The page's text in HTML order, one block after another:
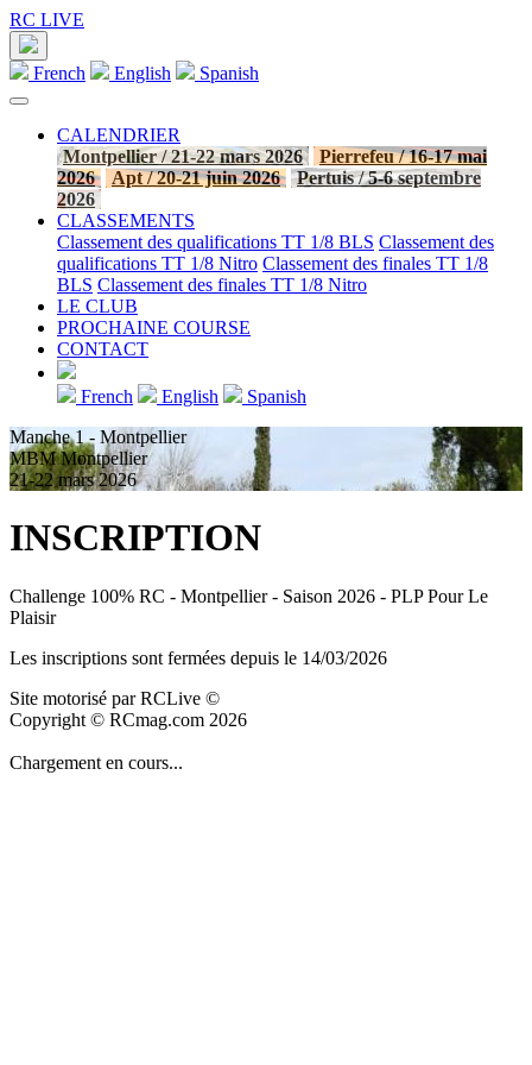
RC LIVE
French English Spanish
CALENDRIER
Montpellier / 21-22 mars 2026
Pierrefeu / 16-17 mai
2026
Apt / 20-21 juin 2026
Pertuis / 5-6 septembre
2026
CLASSEMENTS
Classement des qualifications TT 1/8 BLS Classement des
qualifications TT 1/8 Nitro Classement des finales TT 1/8
BLS Classement des finales TT 1/8 Nitro
LE CLUB
PROCHAINE COURSE
CONTACT
French English
Spanish
Manche 1 - Montpellier
MBM Montpellier
21-22 mars 2026
INSCRIPTION
Challenge 100% RC - Montpellier - Saison 2026 - PLP Pour Le
Plaisir
Les inscriptions sont fermées depuis le 14/03/2026
Site motorisé par RCLive ©
Copyright © RCmag.com 2026
Chargement en cours...